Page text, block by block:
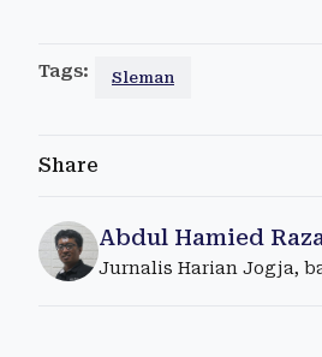
Tags: Sleman
Share
Abdul Hamied
Jurnalis Harian Jogja,